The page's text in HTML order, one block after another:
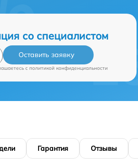
со специалистом
Оставить заявку
c политикой конфиденциальности
Гарантия Отзывы